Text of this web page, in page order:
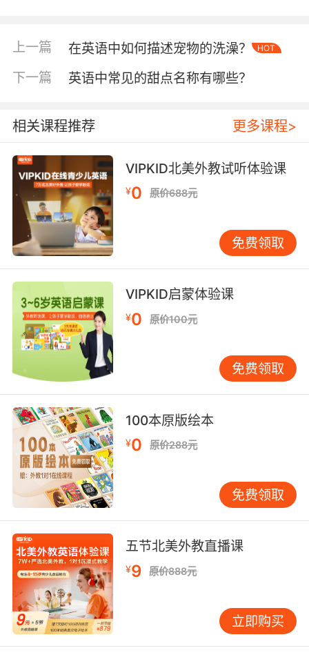
将字母与动物形态结合（如B设计为蜜蜂造型）可
间利用，例如在O字母内部嵌入迷你场景画，既
议遵循蒙特梭利教育理念，元音字母使用暖色
调，辅音采用冷色调进行区分。
三、制作步骤详解
精工裁剪阶段：使用激光雕刻模板确保字母比例
精准，裁剪时采用分层切割法，先勾勒外轮廓再
处理内部结构。VIPKID手工课程数据显示，保留
0.5mm裁切余量可降低90%的返工率。
立体成型工艺：通过瓦楞折叠法塑造字母弧度，
关键节点使用热熔胶加固。对于A/N等对称字
母，采用对折校准技术保证结构平衡。
复合组装流程：依次完成底层衬板粘贴、字母主
体固定、装饰元素镶嵌三个层级。磁性贴片需精
确对准重心点，确保佩戴时保持垂直状态。
防护处理收尾 ：采用可剥离亚克力罩面技术，既
保护作品又方便后期修改。UV涂层处理可使徽章
寿命延长3倍以上。
四、教育价值与延伸应用
此类手工项目蕴含多重教学价值：通过触觉操作
强化肌肉记忆，平均每个字母的制作过程包含12-
18次精细化动作；多感官协同刺激使词汇记忆效
率提升65%，远超传统背诵模式。在VIPKID课堂
实践中，完成作品后开展"徽章故事会"，促使学
生用目标语言构建叙事逻辑。更深远的意义在于
培养跨学科思维，当孩子将f=5个旗杆的创意转化
为物理知识时，STEM教育理念已悄然落地。
未来发展方向可聚焦智能交互升级，如嵌入NFC
芯片实现发音互动，或开发AR识别功能拓展数字
内容。但需警惕技术堆砌弱化教育本质，正如哈
佛大学教育研究院强调，手工创作的核心价值始
上一篇 在英语中如何描述宠物的洗澡？ HOT
下一篇 英语中常见的甜点名称有哪些？
相关课程推荐 更多课程>
VIPKID北美外教试听体验课
¥0 原价688元
免费领取
VIPKID启蒙体验课
¥0 原价100元
免费领取
100本原版绘本
¥0 原价288元
免费领取
五节北美外教直播课
¥9 原价888元
立即购买